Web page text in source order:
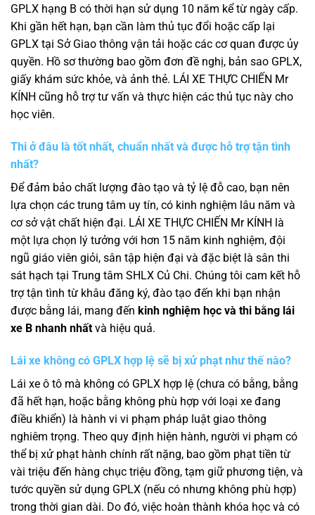
GPLX hạng B có thời hạn sử dụng 10 năm kể từ ngày cấp.
Khi gần hết hạn, bạn cần làm thủ tục đổi hoặc cấp lại
GPLX tại Sở Giao thông vận tải hoặc các cơ quan được ủy
quyền. Hồ sơ thường bao gồm đơn đề nghị, bản sao GPLX,
giấy khám sức khỏe, và ảnh thẻ. LÁI XE THỰC CHIẾN Mr
KÍNH cũng hỗ trợ tư vấn và thực hiện các thủ tục này cho
học viên.
Thi ở đâu là tốt nhất, chuẩn nhất và được hỗ trợ tận tình
nhất?
Để đảm bảo chất lượng đào tạo và tỷ lệ đỗ cao, bạn nên
lựa chọn các trung tâm uy tín, có kinh nghiệm lâu năm và
cơ sở vật chất hiện đại. LÁI XE THỰC CHIẾN Mr KÍNH là
một lựa chọn lý tưởng với hơn 15 năm kinh nghiệm, đội
ngũ giáo viên giỏi, sân tập hiện đại và đặc biệt là sân thi
sát hạch tại Trung tâm SHLX Củ Chi. Chúng tôi cam kết hỗ
trợ tận tình từ khâu đăng ký, đào tạo đến khi bạn nhận
được bằng lái, mang đến kinh nghiệm học và thi bằng lái
xe B nhanh nhất và hiệu quả.
Lái xe không có GPLX hợp lệ sẽ bị xử phạt như thế nào?
Lái xe ô tô mà không có GPLX hợp lệ (chưa có bằng, bằng
đã hết hạn, hoặc bằng không phù hợp với loại xe đang
điều khiển) là hành vi vi phạm pháp luật giao thông
nghiêm trọng. Theo quy định hiện hành, người vi phạm có
thể bị xử phạt hành chính rất nặng, bao gồm phạt tiền từ
vài triệu đến hàng chục triệu đồng, tạm giữ phương tiện, và
tước quyền sử dụng GPLX (nếu có nhưng không phù hợp)
trong thời gian dài. Do đó, việc hoàn thành khóa học và có